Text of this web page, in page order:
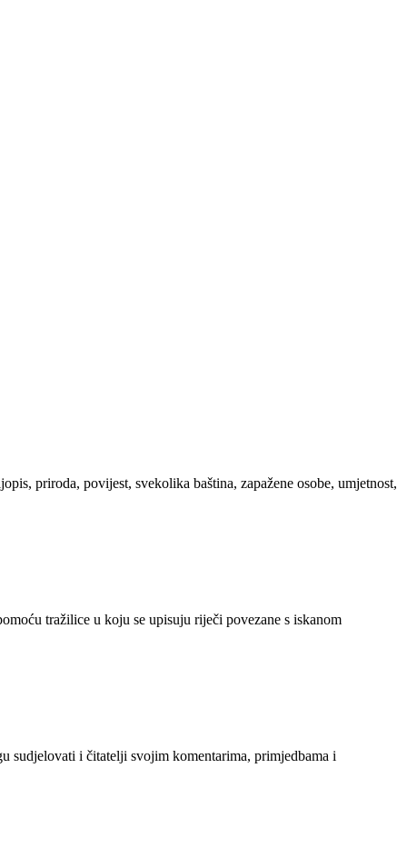
priroda, povijest, svekolika baština, zapažene osobe, umjetnost,
tražilice u koju se upisuju riječi povezane s iskanom
sudjelovati i čitatelji svojim komentarima, primjedbama i